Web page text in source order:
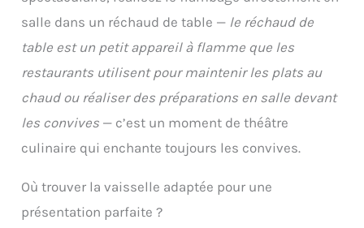
domestiques aux
restaurants,
boulangeries, hôtels et
pizzerias, notre robot
pâtissier électrique fait
des merveilles dans
l’outil idéal pour
mélanger la crème, les
salle dans un réchaud de table — le réchaud de
table est un petit appareil à flamme que les
restaurants utilisent pour maintenir les plats au
chaud ou réaliser des préparations en salle devant
les convives — c’est un moment de théâtre
culinaire qui enchante toujours les convives.
Où trouver la vaisselle adaptée pour une
présentation parfaite ?